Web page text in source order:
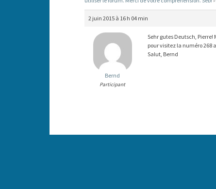
2 juin 2015 à 16 h 04 min
Bernd
Participant
Sehr gutes Deutsch,
pour visitez la numéro 268
Salut, Bernd